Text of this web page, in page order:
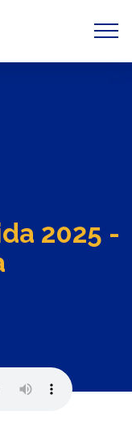
Next
2025 -